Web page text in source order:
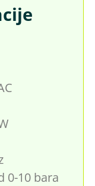
0-10 bara